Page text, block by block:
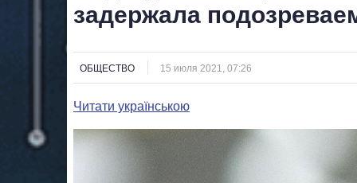
задержала
ОБЩЕСТВО 15 июля 2021, 07:26
Читати українською